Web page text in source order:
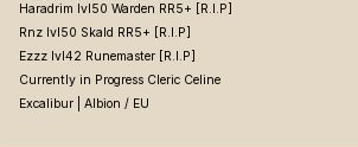
Haradrim lvl50 Warden RR5+ [R.I.P]
Rnz lvl50 Skald RR5+ [R.I.P]
Ezzz lvl42 Runemaster [R.I.P]
Currently in Progress Cleric Celine
Excalibur | Albion / EU